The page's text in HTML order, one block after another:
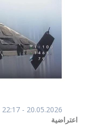
20.05.2026 - 22:17
اعتراضية